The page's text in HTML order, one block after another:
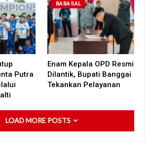
Putra
BABASAL
Enam Kepala OPD Resmi
Dilantik, Bupati Banggai
Tekankan Pelayanan
LOAD MORE POSTS